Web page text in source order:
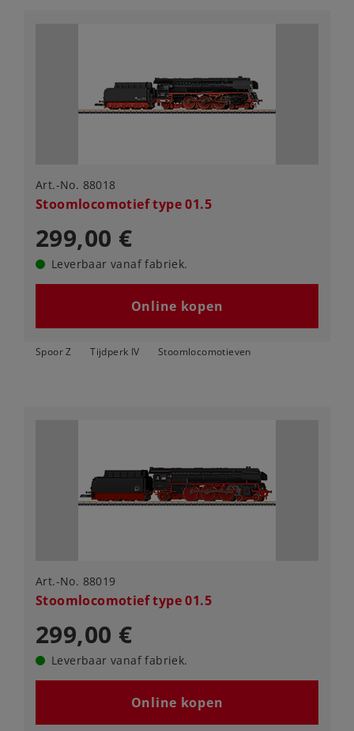
Art.-No. 88018
Stoomlocomotief type 01.5
299,00 €
Leverbaar vanaf fabriek.
Online kopen
Spoor Z Tijdperk IV Stoomlocomotieven
Art.-No. 88019
Stoomlocomotief type 01.5
299,00 €
Leverbaar vanaf fabriek.
Online kopen